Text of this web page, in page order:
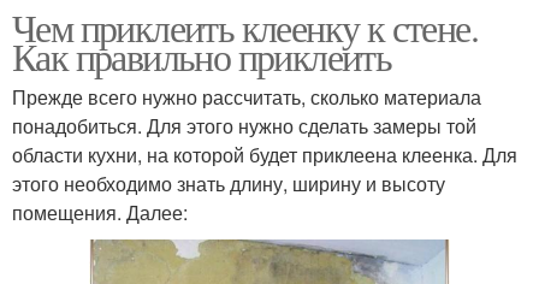
Чем приклеить клеенку к стене.
Как правильно приклеить
Прежде всего нужно рассчитать, сколько материала
понадобиться. Для этого нужно сделать замеры той
области кухни, на которой будет приклеена клеенка. Для
этого необходимо знать длину, ширину и высоту
помещения. Далее: